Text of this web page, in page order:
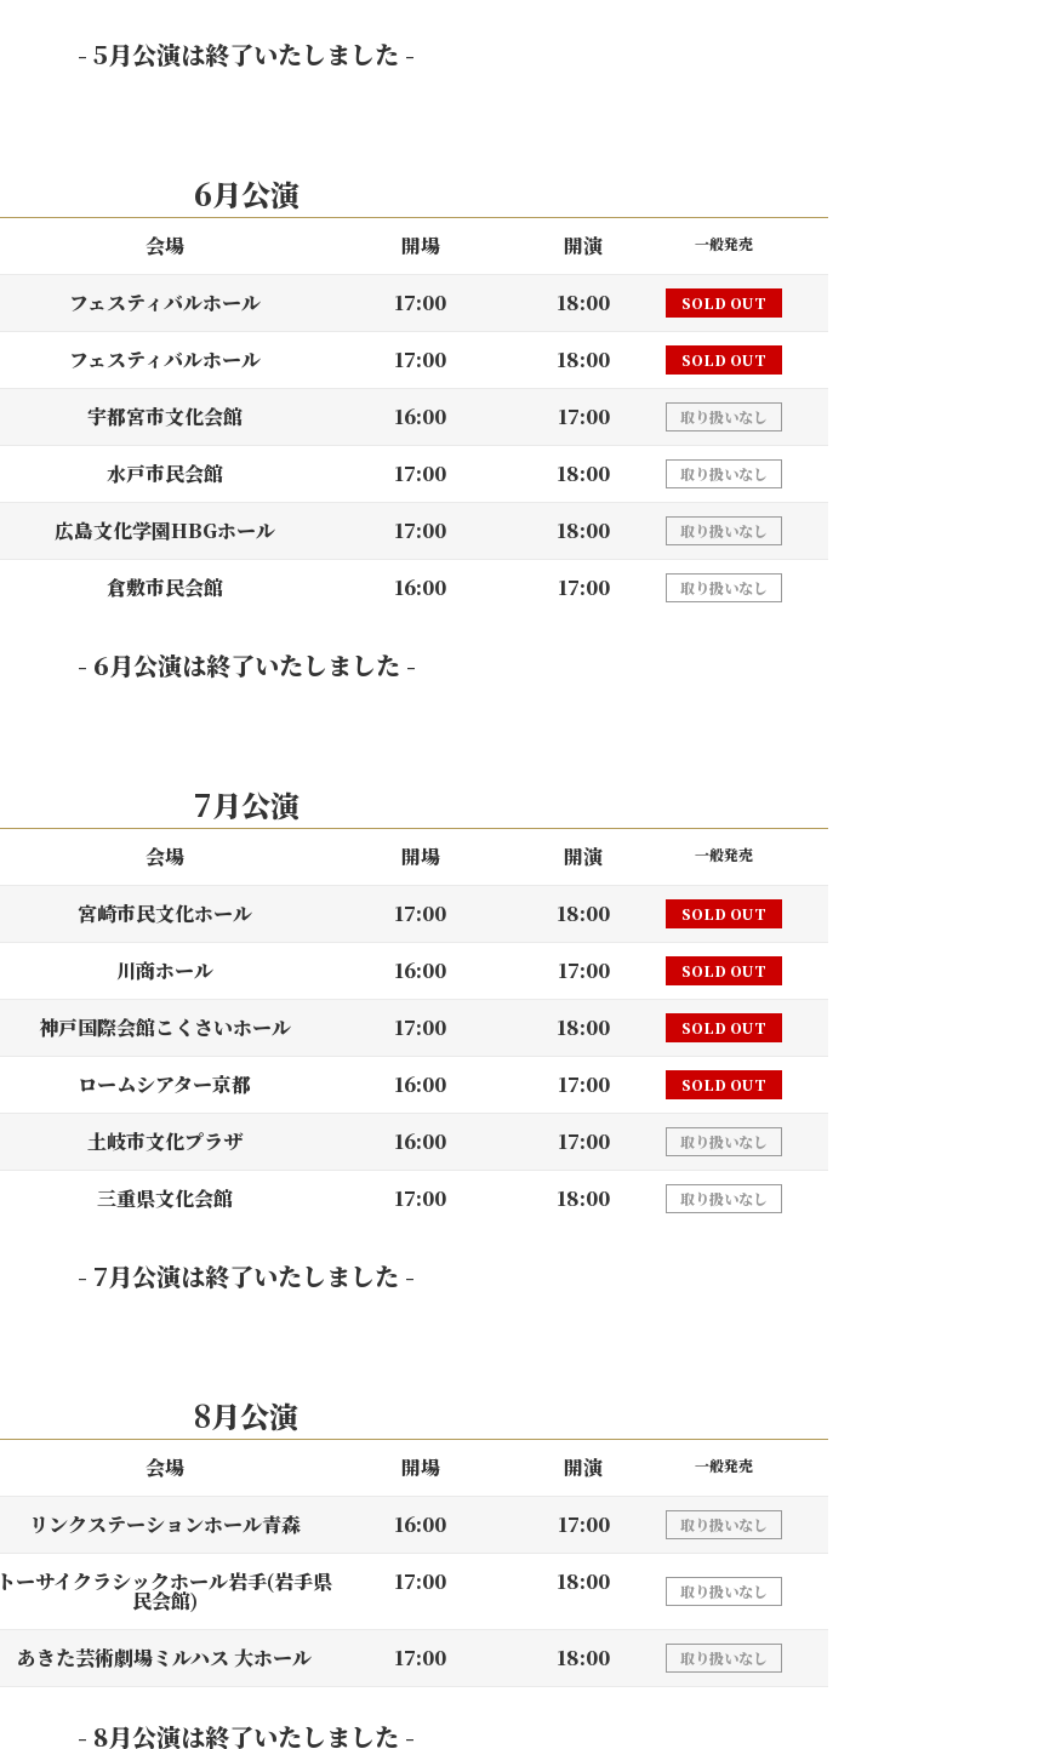
- 5月公演は終了いたしました -
6月公演
会場 開場 開演 一般発売
フェスティバルホール 17:00 18:00 SOLD OUT
フェスティバルホール 17:00 18:00 SOLD OUT
宇都宮市文化会館 16:00 17:00 取り扱いなし
水戸市民会館 17:00 18:00 取り扱いなし
広島文化学園HBGホール 17:00 18:00 取り扱いなし
倉敷市民会館 16:00 17:00 取り扱いなし
- 6月公演は終了いたしました -
7月公演
会場 開場 開演 一般発売
宮崎市民文化ホール 17:00 18:00 SOLD OUT
川商ホール 16:00 17:00 SOLD OUT
神戸国際会館こくさいホール 17:00 18:00 SOLD OUT
ロームシアター京都 16:00 17:00 SOLD OUT
土岐市文化プラザ 16:00 17:00 取り扱いなし
三重県文化会館 17:00 18:00 取り扱いなし
- 7月公演は終了いたしました -
8月公演
会場 開場 開演 一般発売
リンクステーションホール青森 16:00 17:00 取り扱いなし
トーサイクラシックホール岩手(岩手県
民会館)
17:00 18:00 取り扱いなし
あきた芸術劇場ミルハス 大ホール 17:00 18:00 取り扱いなし
- 8月公演は終了いたしました -